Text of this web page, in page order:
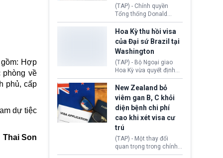
Hợp
phòng về
phủ, cấp
dự tiệc
Thai Son
(TAP) - Chính quyền
Tổng thống Donald
Trump đã hoàn trả
khoảng 100 tỷ USD thuế
quan từng thu theo Đạo
luật Quyền hạn Kinh tế
Khẩn cấp Quốc tế
(IEEPA). Động thái này
diễn ra sau phán quyết
hồi tháng 2 bởi Tòa án
Tối cao Hoa Kỳ
(SCOTUS) khi tuyên bố,
việc áp thuế diện rộng là
hoàn toàn bất hợp pháp.
Hoa Kỳ thu hồi visa
của Đại sứ Brazil tại
Washington
(TAP) - Bộ Ngoại giao
Hoa Kỳ vừa quyết định
thu hồi thị thực (visa)
của bà Maria Luiza
Ribeiro Viotti - Đại sứ
Brazil tại Washington.
Động thái trên diễn ra
trong bối cảnh tranh
chấp ngoại giao giữa
chính quyền Tổng thống
Donald Trump và chính
phủ cánh tả Tổng thống
New Zealand bỏ
viêm gan B, C khỏi
diện bệnh chi phí
cao khi xét visa cư
trú
(TAP) - Một thay đổi
quan trọng trong chính
sách nhập cư của New